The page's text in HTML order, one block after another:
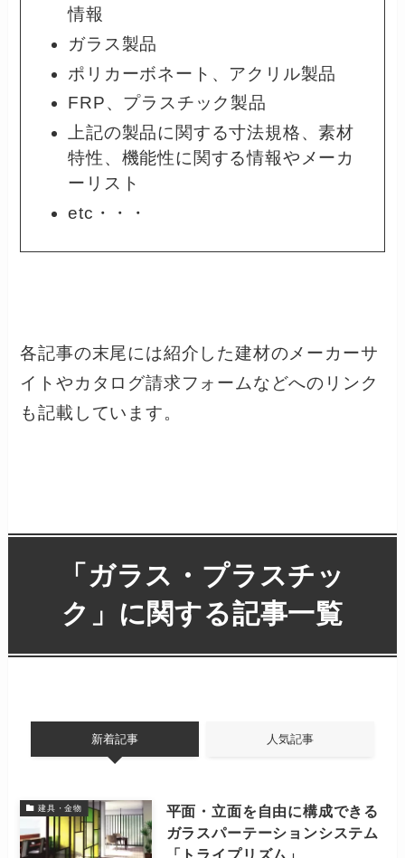
情報
ガラス製品
ポリカーボネート、アクリル製品
FRP、プラスチック製品
上記の製品に関する寸法規格、素材
特性、機能性に関する情報やメーカ
ーリスト
etc・・・
各記事の末尾には紹介した建材のメーカーサ
イトやカタログ請求フォームなどへのリンク
も記載しています。
「 ガラス・プラスチッ
ク 」に関する記事一覧
新着記事 人気記事
建具・金物
平面・立面を自由に構成できる
ガラスパーテーションシステム
「トライプリズム」